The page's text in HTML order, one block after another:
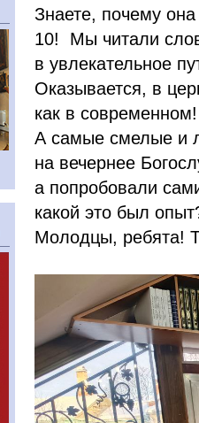
Знаете, почему
10!
Мы читали
в увлекательное
Оказывается, в
как в
А самые смелые и
на вечернее
а попробовали
какой это был
Молодцы, ребята!